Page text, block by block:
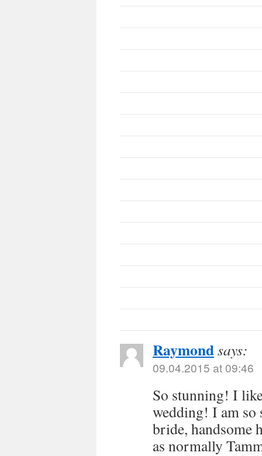
Raymondsays:
09.04.2015 at 09:46
So stunning! I
wedding! I am so
bride, handsome
as normally